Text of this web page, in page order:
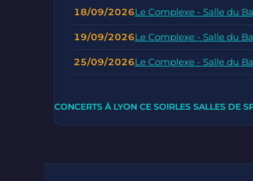
18/09/2026Le Complexe - Salle du
19/09/2026Le Complexe - Salle du
25/09/2026Le Complexe - Salle du
CONCERTS À LYON CE SOIRLES SALLES DE